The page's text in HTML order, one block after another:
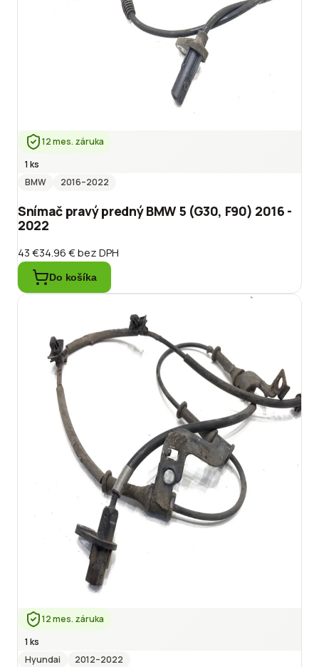
12 mes. záruka
1 ks
BMW
2016–2022
Snímač pravý predný BMW 5 (G30, F90) 2016 -
2022
43 €34.96 €bez DPH
Do košíka
12 mes. záruka
1 ks
Hyundai
2012–2022